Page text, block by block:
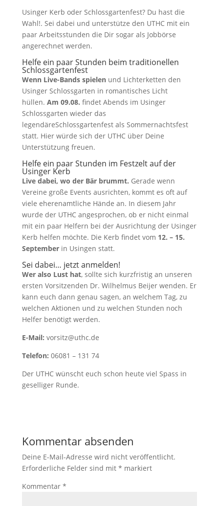
Usinger Kerb oder Schlossgartenfest? Du hast die
Wahl!. Sei dabei und unterstütze den UTHC mit ein
paar Arbeitsstunden die Dir sogar als Jobbörse
angerechnet werden.
Helfe ein paar Stunden beim traditionellen
Schlossgartenfest
Wenn Live-Bands spielenund Lichterketten den
Usinger Schlossgarten in romantisches Licht
hüllen. Am 09.08. findet Abends im Usinger
Schlossgarten wieder das
legendäreSchlossgartenfest als Sommernachtsfest
statt. Hier würde sich der UTHC über Deine
Unterstützung freuen.
Helfe ein paar Stunden im Festzelt auf der
Usinger Kerb
Live dabei, wo der Bär brummt. Gerade wenn
Vereine große Events ausrichten, kommt es oft auf
viele eherenamtliche Hände an. In diesem Jahr
wurde der UTHC angesprochen, ob er nicht einmal
mit ein paar Helfern bei der Ausrichtung der Usinger
Kerb helfen möchte. Die Kerb findet vom 12. – 15.
Septemberin Usingen statt.
Sei dabei… jetzt anmelden!
Wer also Lust hat, sollte sich kurzfristig an unseren
ersten Vorsitzenden Dr. Wilhelmus Beijer wenden. Er
kann euch dann genau sagen, an welchem Tag, zu
welchen Aktionen und zu welchen Stunden noch
Helfer benötigt werden.
E-Mail: vorsitz@uthc.de
Telefon: 06081 – 131 74
Der UTHC wünscht euch schon heute viel Spass in
geselliger Runde.
Kommentar absenden
Deine E-Mail-Adresse wird nicht veröffentlicht.
Erforderliche Felder sind mit * markiert
Kommentar *